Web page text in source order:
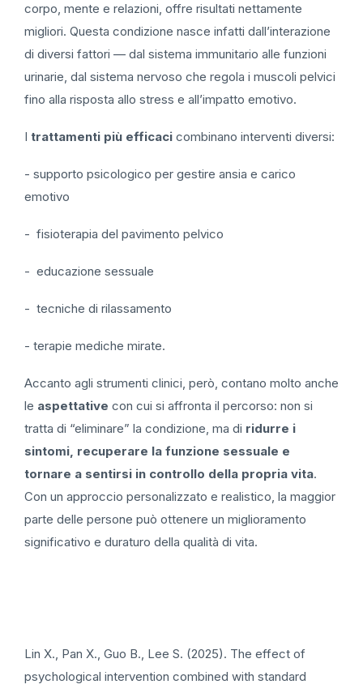
corpo, mente e relazioni, offre risultati nettamente
migliori. Questa condizione nasce infatti dall’interazione
di diversi fattori — dal sistema immunitario alle funzioni
urinarie, dal sistema nervoso che regola i muscoli pelvici
fino alla risposta allo stress e all’impatto emotivo.
I trattamenti più efficaci combinano interventi diversi:
- supporto psicologico per gestire ansia e carico
emotivo
- fisioterapia del pavimento pelvico
- educazione sessuale
- tecniche di rilassamento
- terapie mediche mirate.
Accanto agli strumenti clinici, però, contano molto anche
le aspettative con cui si affronta il percorso: non si
tratta di “eliminare” la condizione, ma di ridurre i
sintomi, recuperare la funzione sessuale e
tornare a sentirsi in controllo della propria vita.
Con un approccio personalizzato e realistico, la maggior
parte delle persone può ottenere un miglioramento
significativo e duraturo della qualità di vita.
Lin X., Pan X., Guo B., Lee S. (2025). The effect of
psychological intervention combined with standard